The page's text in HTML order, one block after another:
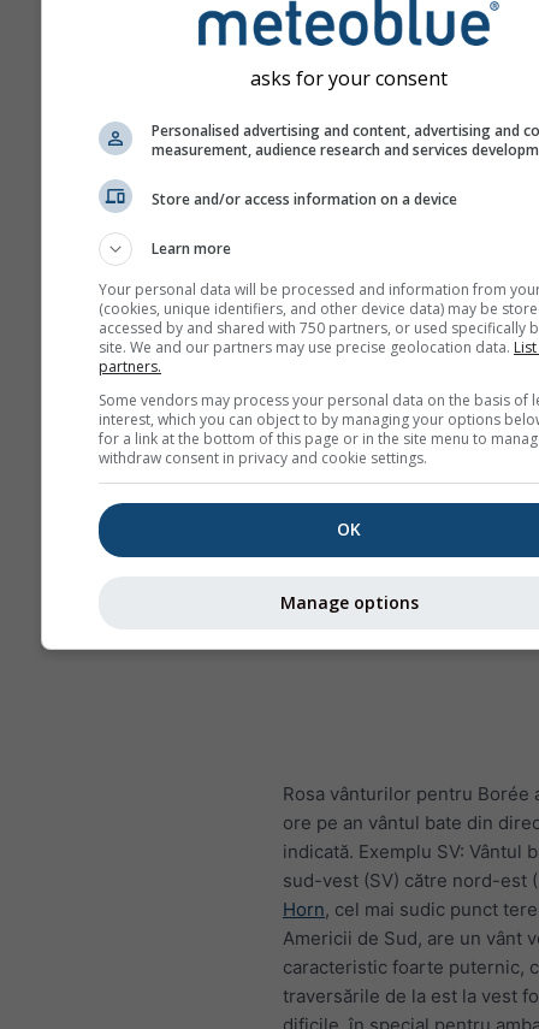
Rosa vânturilor pentru Borée
ore pe an vântul bate din
indicată. Exemplu SV: Vântul
sud-vest (SV) către nord-est
Horn, cel mai sudic punct
Americii de Sud, are un vânt
caracteristic foarte puternic,
traversările de la est la vest
asks for your consent
Personalised advertising and content, advertising and
measurement, audience research and services
Store and/or access information on a device
Learn more
Your personal data will be processed and information from
(cookies, unique identifiers, and other device data) may be
accessed by and shared with 750 partners, or used specifically
site. We and our partners may use precise geolocation data.
partners.
Some vendors may process your personal data on the basis of
interest, which you can object to by managing your options
for a link at the bottom of this page or in the site menu to
withdraw consent in privacy and cookie settings.
OK
Manage options